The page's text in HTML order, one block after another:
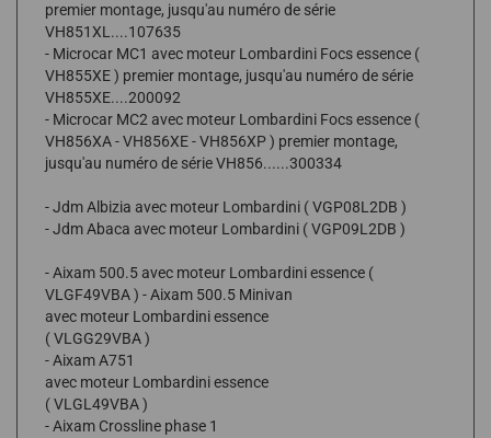
premier montage, jusqu'au numéro de série
VH851XL....107635
- Microcar MC1 avec moteur Lombardini Focs essence (
VH855XE ) premier montage, jusqu'au numéro de série
VH855XE....200092
- Microcar MC2 avec moteur Lombardini Focs essence (
VH856XA - VH856XE - VH856XP ) premier montage,
jusqu'au numéro de série VH856......300334
- Jdm Albizia avec moteur Lombardini ( VGP08L2DB )
- Jdm Abaca avec moteur Lombardini ( VGP09L2DB )
- Aixam 500.5 avec moteur Lombardini essence (
VLGF49VBA ) - Aixam 500.5 Minivan
avec moteur Lombardini essence
( VLGG29VBA )
- Aixam A751
avec moteur Lombardini essence
( VLGL49VBA )
- Aixam Crossline phase 1